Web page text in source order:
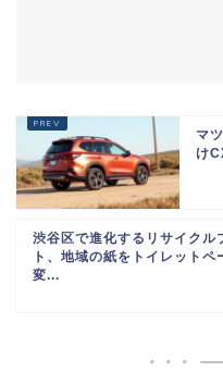
マ
け
渋谷区で進化するリサイクル
ト、地域の紙をトイレットペ
変...